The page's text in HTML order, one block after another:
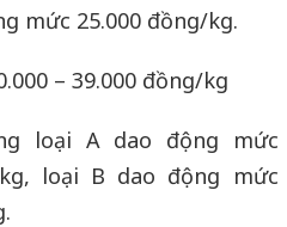
mức 25.000 đồng/kg.
– 39.000 đồng/kg
loại A dao động mức
kg, loại B dao động mức